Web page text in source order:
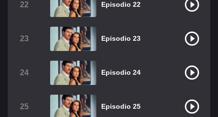
22 Episodio 22
23 Episodio 23
24 Episodio 24
25 Episodio 25